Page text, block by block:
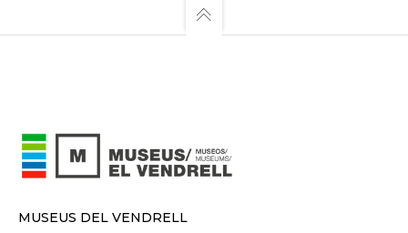
MUSEUS DEL VENDRELL